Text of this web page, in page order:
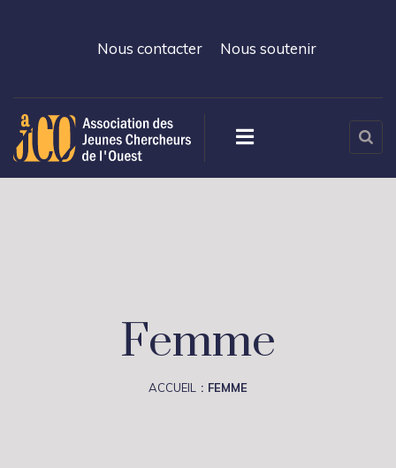
Nous contacter Nous soutenir
Femme
ACCUEIL FEMME